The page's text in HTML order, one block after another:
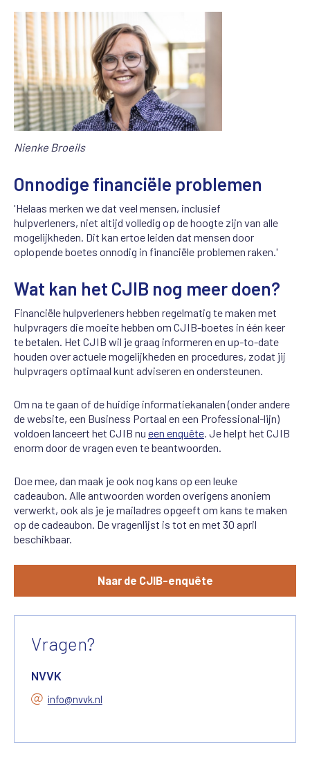
Nienke Broeils
Onnodige financiële problemen
'Helaas merken we dat veel mensen, inclusief
hulpverleners, niet altijd volledig op de hoogte zijn van alle
mogelijkheden. Dit kan ertoe leiden dat mensen door
oplopende boetes onnodig in financiële problemen raken.'
Wat kan het CJIB nog meer doen?
Financiële hulpverleners hebben regelmatig te maken met
hulpvragers die moeite hebben om CJIB-boetes in één keer
te betalen. Het CJIB wil je graag informeren en up-to-date
houden over actuele mogelijkheden en procedures, zodat jij
hulpvragers optimaal kunt adviseren en ondersteunen.
Om na te gaan of de huidige informatiekanalen (onder andere
de website, een Business Portaal en een Professional-lijn)
voldoen lanceert het CJIB nu een enquête. Je helpt het CJIB
enorm door de vragen even te beantwoorden.
Doe mee, dan maak je ook nog kans op een leuke
cadeaubon. Alle antwoorden worden overigens anoniem
verwerkt, ook als je je mailadres opgeeft om kans te maken
op de cadeaubon. De vragenlijst is tot en met 30 april
beschikbaar.
Naar de CJIB-enquête
Vragen?
NVVK
info@nvvk.nl